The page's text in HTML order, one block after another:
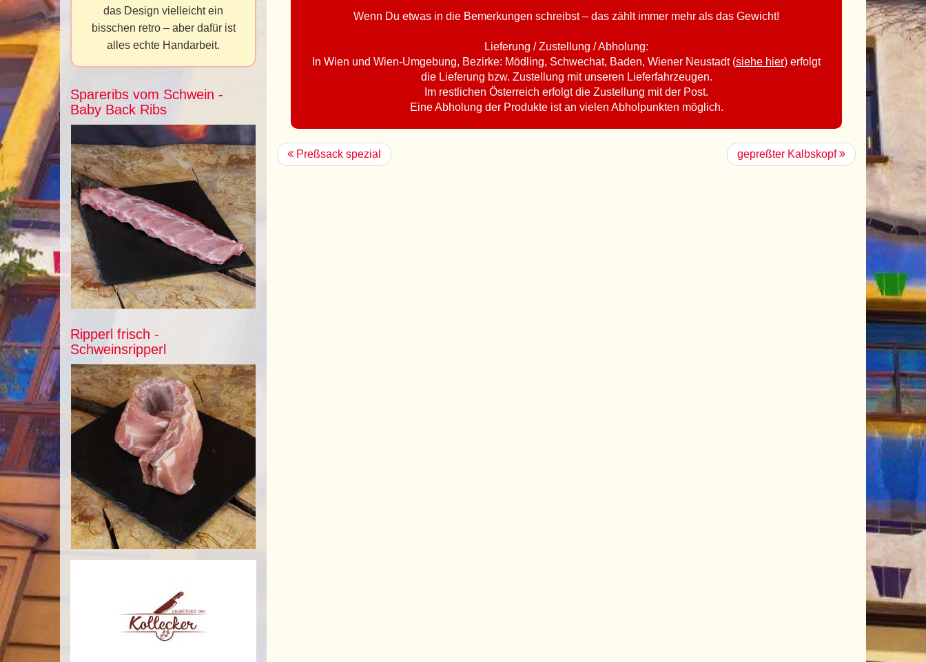
das Design vielleicht ein
bisschen retro – aber dafür ist
alles echte Handarbeit.
Spareribs vom Schwein -
Baby Back Ribs
Ripperl frisch -
Schweinsripperl
Wenn Du etwas in die Bemerkungen schreibst – das zählt immer mehr als das Gewicht!
Lieferung / Zustellung / Abholung:
In Wien und Wien-Umgebung, Bezirke: Mödling, Schwechat, Baden, Wiener Neustadt (siehe hier) erfolgt
die Lieferung bzw. Zustellung mit unseren Lieferfahrzeugen.
Im restlichen Österreich erfolgt die Zustellung mit der Post.
Eine Abholung der Produkte ist an vielen Abholpunkten möglich.
Preßsack spezial gepreßter Kalbskopf